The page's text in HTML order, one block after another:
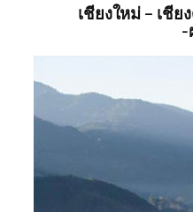
เชียงใหม่ – เชีย
-